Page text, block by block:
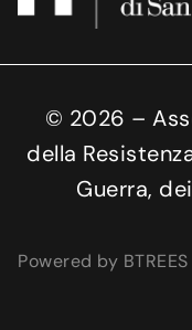
© 2026 –
della
Guerra,
Powered by BTREES